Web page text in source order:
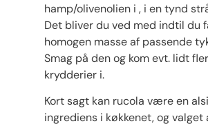
hamp/olivenolien i , i en tynd
Det bliver du ved med indtil du
homogen masse af passende
Smag på den og kom evt. lidt
krydderier i.
Kort sagt kan rucola være en
ingrediens i køkkenet, og valget